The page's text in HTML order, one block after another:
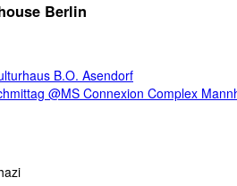
Berlin
B.O. Asendorf
@MS Connexion Complex